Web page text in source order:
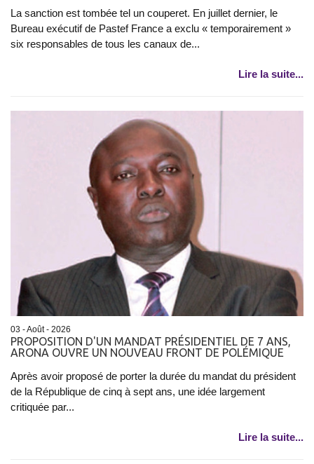
La sanction est tombée tel un couperet. En juillet dernier, le
Bureau exécutif de Pastef France a exclu « temporairement »
six responsables de tous les canaux de...
Lire la suite...
03 - Août - 2026
PROPOSITION D'UN MANDAT PRÉSIDENTIEL DE 7 ANS,
ARONA OUVRE UN NOUVEAU FRONT DE POLÉMIQUE
Après avoir proposé de porter la durée du mandat du président
de la République de cinq à sept ans, une idée largement
critiquée par...
Lire la suite...